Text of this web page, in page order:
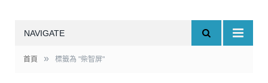
NAVIGATE
首頁 » 標籤為 "柴智屏"